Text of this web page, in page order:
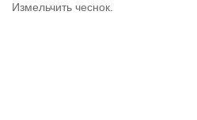
Измельчить чеснок.